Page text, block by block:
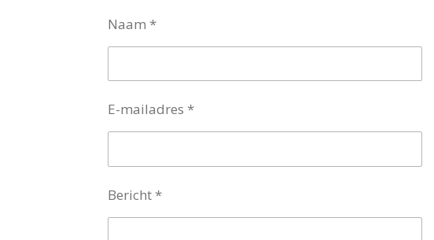
Naam *
E-mailadres *
Bericht *